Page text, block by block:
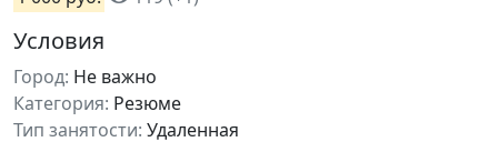
Условия
Город: Не важно
Категория: Резюме
Тип занятости: Удаленная